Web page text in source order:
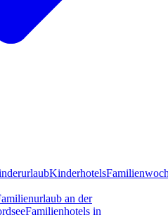
Kinderhotels
an der
Familienhotels in